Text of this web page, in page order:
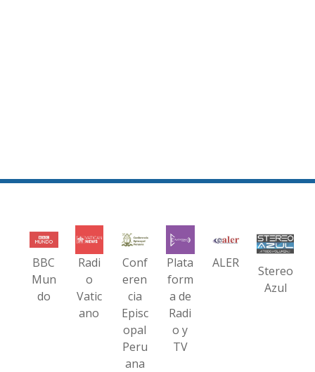
BBC
Mun
do
Radi
o
Vatic
ano
Conf
eren
cia
Episc
opal
Peru
ana
Plata
form
a de
Radi
o y
TV
ALER
Stereo
Azul